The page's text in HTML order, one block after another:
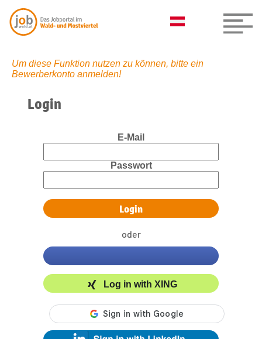
Um diese Funktion nutzen zu können, bitte ein
Bewerberkonto anmelden!
Login
E-Mail
Passwort
oder
Log in with XING